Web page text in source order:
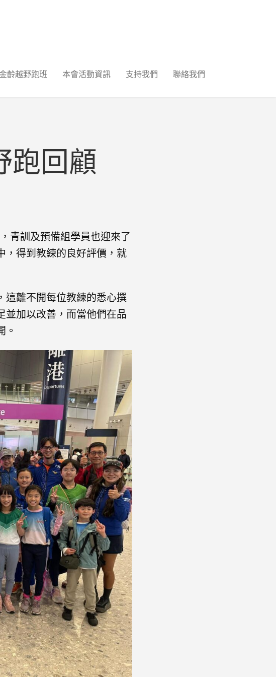
齡越野跑班 本會活動資訊 支持我們
聯絡我們
跑回顧
青訓及預備組學員也迎來了
，得到教練的良好評價，就
這離不開每位教練的悉心撰
並加以改善，而當他們在品
。